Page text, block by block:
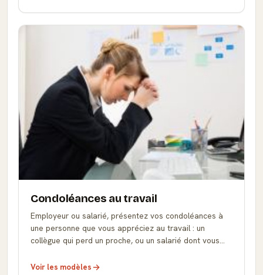
Condoléances au travail
Employeur ou salarié, présentez vos condoléances à
une personne que vous appréciez au travail : un
collègue qui perd un proche, ou un salarié dont vous
Word.
Voir les modèles